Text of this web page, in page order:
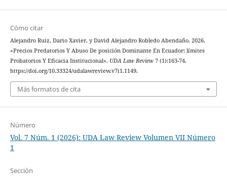
Cómo citar
Alejandro Ruiz, Dario Xavier, y David Alejandro Robledo Abendaño. 2026.
«Precios Predatorios Y Abuso De posición Dominante En Ecuador: límites
Probatorios Y Eficacia Institucional». UDA Law Review7 (1):163-74.
https://doi.org/10.33324/udalawreview.v7i1.1149.
Más formatos de cita
Número
Vol. 7 Núm. 1 (2026): UDA Law Review Volumen VII Número
1
Sección